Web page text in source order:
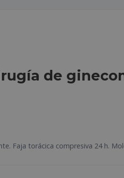
de
Faja torácica compresiva 24 h.